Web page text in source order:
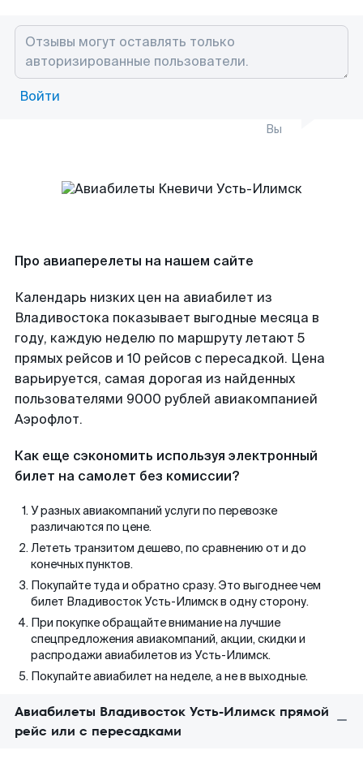
Войти
Вы
Про авиаперелеты на нашем сайте
Календарь низких цен на авиабилет из
Владивостока показывает выгодные месяца в
году, каждую неделю по маршруту летают 5
прямых рейсов и 10 рейсов с пересадкой. Цена
варьируется, самая дорогая из найденных
пользователями 9000 рублей авиакомпанией
Аэрофлот.
Как еще сэкономить используя электронный
билет на самолет без комиссии?
У разных авиакомпаний услуги по перевозке
различаются по цене.
Лететь транзитом дешево, по сравнению от и до
конечных пунктов.
Покупайте туда и обратно сразу. Это выгоднее чем
билет Владивосток Усть-Илимск в одну сторону.
При покупке обращайте внимание на лучшие
спецпредложения авиакомпаний, акции, скидки и
распродажи авиабилетов из Усть-Илимск.
Покупайте авиабилет на неделе, а не в выходные.
Авиабилеты Владивосток Усть-Илимск прямой
рейс или с пересадками